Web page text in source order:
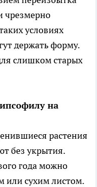
чрезмерно
условиях
держать форму.
слишком старых
на
растения
без укрытия.
года можно
или сухим листом.